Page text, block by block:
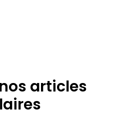
articles